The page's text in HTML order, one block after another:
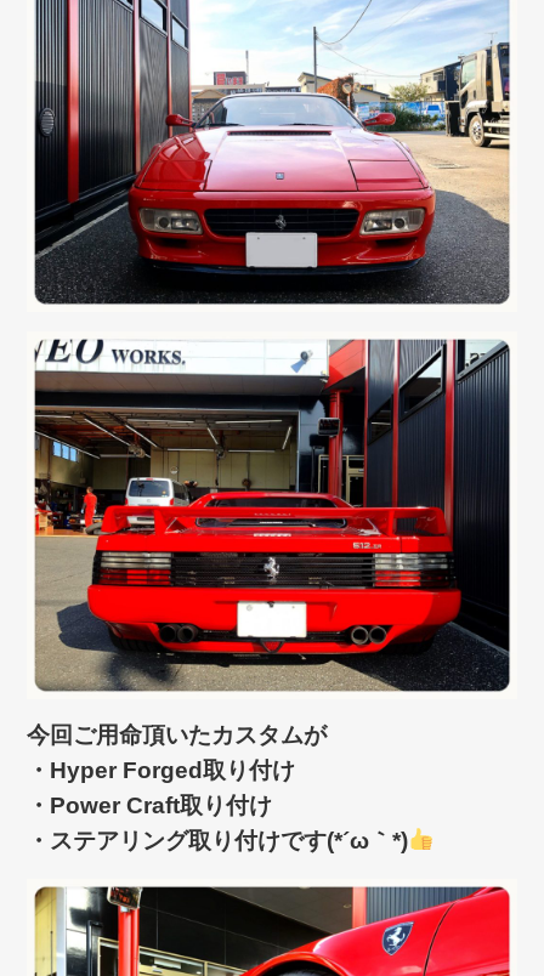
今回ご用命頂いたカスタムが
・Hyper Forged取り付け
・Power Craft取り付け
・ステアリング取り付けです(*´ω｀*)